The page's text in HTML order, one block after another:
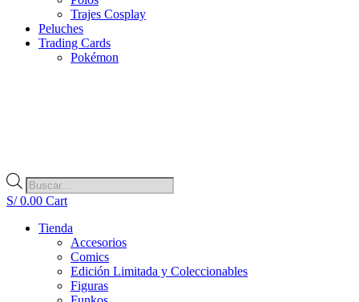
Trajes Cosplay
Peluches
Trading Cards
Pokémon
Búsqueda
de
productos
S/0.00 Cart
Tienda
Accesorios
Comics
Edición Limitada y Coleccionables
Figuras